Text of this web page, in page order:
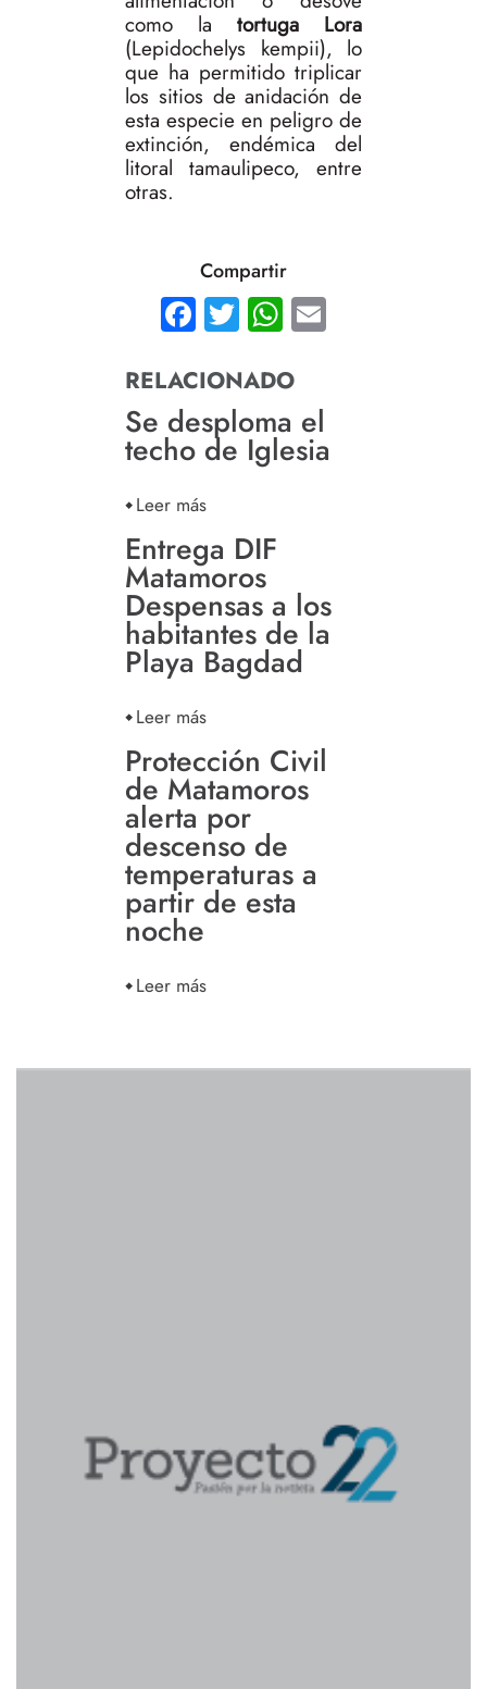
como la tortuga Lora
(Lepidochelys kempii), lo
que ha permitido triplicar
los sitios de anidación de
esta especie en peligro de
extinción, endémica del
litoral tamaulipeco, entre
otras.
Compartir
Facebook
TwitterWhatsApp
RELACIONADO
Se desploma el
techo de Iglesia
Leer más
Entrega DIF
Matamoros
Despensas a los
habitantes de la
Playa Bagdad
Leer más
Protección Civil
de Matamoros
alerta por
descenso de
temperaturas a
partir de esta
noche
Leer más